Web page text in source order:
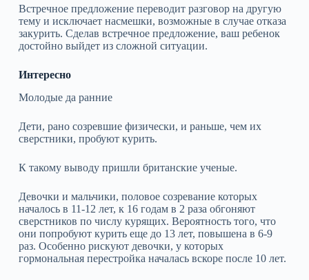
Встречное предложение переводит разговор на другую
тему и исключает насмешки, возможные в случае отказа
закурить. Сделав встречное предложение, ваш ребенок
достойно выйдет из сложной ситуации.
Интересно
Молодые да ранние
Дети, рано созревшие физически, и раньше, чем их
сверстники, пробуют курить.
К такому выводу пришли британские ученые.
Девочки и мальчики, половое созревание которых
началось в 11-12 лет, к 16 годам в 2 раза обгоняют
сверстников по числу курящих. Вероятность того, что
они попробуют курить еще до 13 лет, повышена в 6-9
раз. Особенно рискуют девочки, у которых
гормональная перестройка началась вскоре после 10 лет.